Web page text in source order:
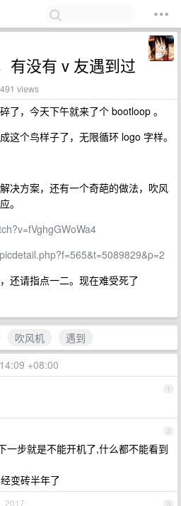
有没有 v 友遇到过
views
了，今天下午就来了个 bootloop 。
这个鸟样子了，无限循环 logo 字样。
决方案，还有一个奇葩的做法，吹风
。
还请指点一二。现在难受死了
吹风机
遇到
+08:00
1
2
一步就是不能开机了,什么都不能看到
变砖半年了
2017